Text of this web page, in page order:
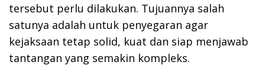
tersebut perlu dilakukan. Tujuannya salah
satunya adalah untuk penyegaran agar
kejaksaan tetap solid, kuat dan siap menjawab
tantangan yang semakin kompleks.